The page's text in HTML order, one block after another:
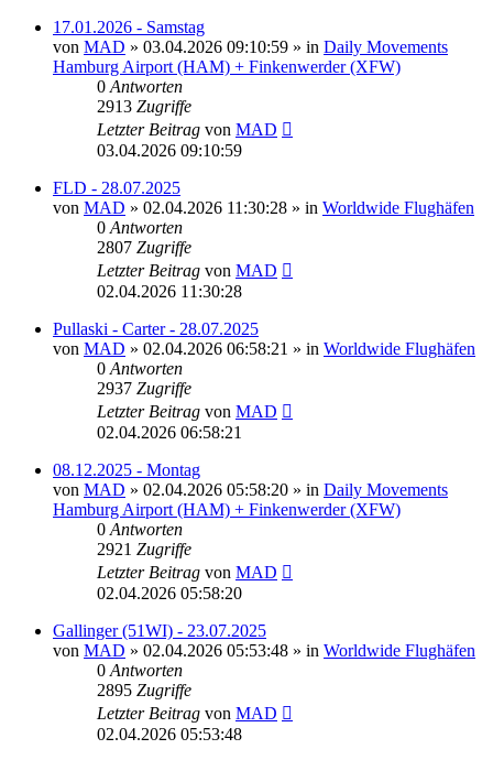
17.01.2026 - Samstag
von MAD » 03.04.2026 09:10:59 » in Daily Movements
Hamburg Airport (HAM) + Finkenwerder (XFW)
0 Antworten
2913 Zugriffe
Letzter Beitrag von MAD
03.04.2026 09:10:59
FLD - 28.07.2025
von MAD » 02.04.2026 11:30:28 » in Worldwide Flughäfen
0 Antworten
2807 Zugriffe
Letzter Beitrag von MAD
02.04.2026 11:30:28
Pullaski - Carter - 28.07.2025
von MAD » 02.04.2026 06:58:21 » in Worldwide Flughäfen
0 Antworten
2937 Zugriffe
Letzter Beitrag von MAD
02.04.2026 06:58:21
08.12.2025 - Montag
von MAD » 02.04.2026 05:58:20 » in Daily Movements
Hamburg Airport (HAM) + Finkenwerder (XFW)
0 Antworten
2921 Zugriffe
Letzter Beitrag von MAD
02.04.2026 05:58:20
Gallinger (51WI) - 23.07.2025
von MAD » 02.04.2026 05:53:48 » in Worldwide Flughäfen
0 Antworten
2895 Zugriffe
Letzter Beitrag von MAD
02.04.2026 05:53:48